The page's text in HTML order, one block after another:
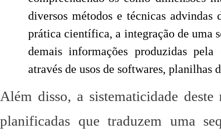
diversos métodos e técnicas advindas
prática científica, a integração de uma
demais informações produzidas
através de usos de softwares,
Além disso, a sistematicidade
planificadas que traduzem uma